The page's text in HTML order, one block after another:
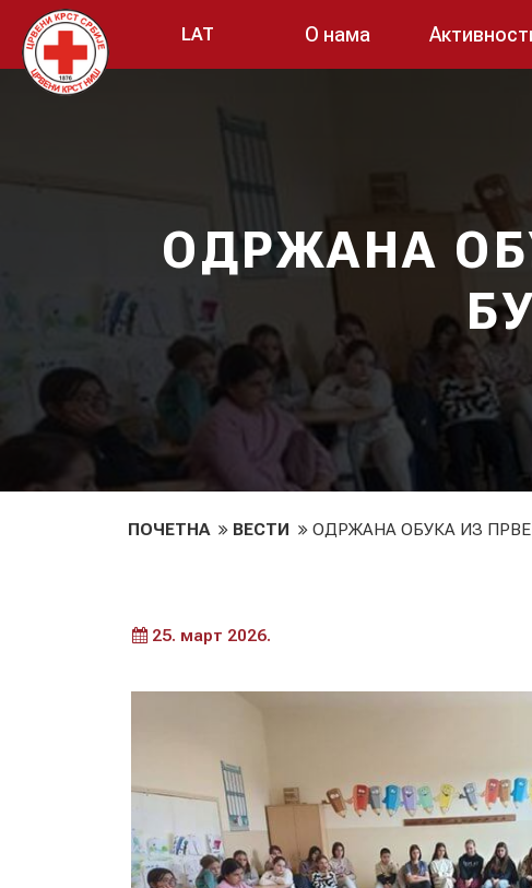
LAT О нама
ОДРЖАНА
ПОЧЕТНА ВЕСТИ ОДРЖАНА ОБУКА ИЗ
25. март 2026.